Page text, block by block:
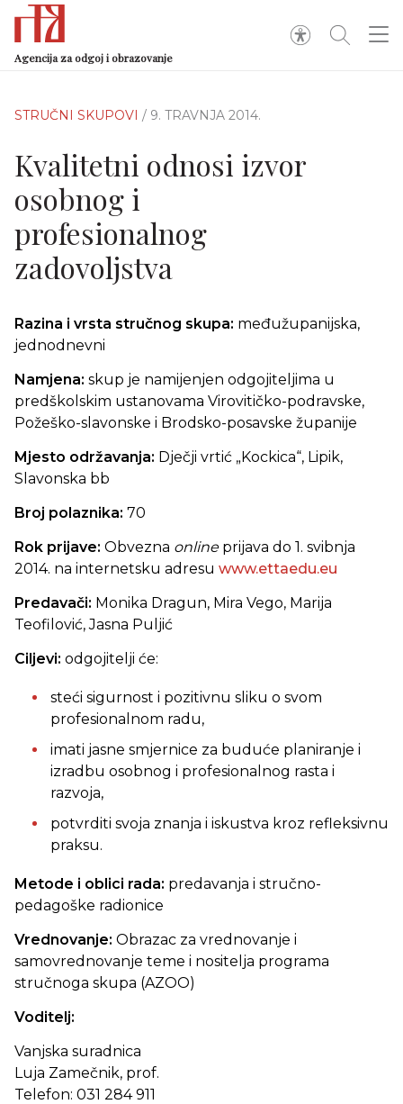
Agencija za odgoj i obrazovanje
STRUČNI SKUPOVI / 9. TRAVNJA 2014.
Kvalitetni odnosi izvor
osobnog i
profesionalnog
zadovoljstva
Razina i vrsta stručnog skupa: međužupanijska,
jednodnevni
Namjena: skup je namijenjen odgojiteljima u
predškolskim ustanovama Virovitičko-podravske,
Požeško-slavonske i Brodsko-posavske županije
Mjesto održavanja: Dječji vrtić „Kockica“, Lipik,
Slavonska bb
Broj polaznika: 70
Rok prijave: Obvezna onlineprijava do 1. svibnja
2014. na internetsku adresu www.ettaedu.eu
Predavači: Monika Dragun, Mira Vego, Marija
Teofilović, Jasna Puljić
Ciljevi: odgojitelji će:
steći sigurnost i pozitivnu sliku o svom
profesionalnom radu,
imati jasne smjernice za buduće planiranje i
izradbu osobnog i profesionalnog rasta i
razvoja,
potvrditi svoja znanja i iskustva kroz refleksivnu
praksu.
Metode i oblici rada: predavanja i stručno-
pedagoške radionice
Vrednovanje: Obrazac za vrednovanje i
samovrednovanje teme i nositelja programa
stručnoga skupa (AZOO)
Voditelj:
Vanjska suradnica
Luja Zamečnik, prof.
Telefon: 031 284 911